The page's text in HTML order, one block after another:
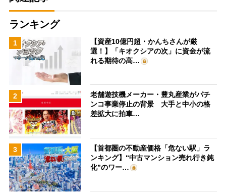
ランキング
1
【資産10億円超・かんちさんが厳
選！】「キオクシアの次」に資金が流
れる期待の高…
2
老舗遊技機メーカー・豊丸産業がパチ
ンコ事業停止の背景 大手と中小の格
差拡大に拍車…
3
【首都圏の不動産価格「危ない駅」ラ
ンキング】“中古マンション売れ行き鈍
化”のワー…